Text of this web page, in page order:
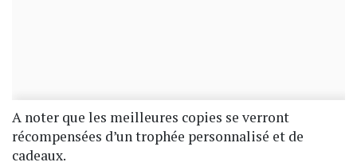
A noter que les meilleures copies se verront
récompensées d’un trophée personnalisé et de
cadeaux.